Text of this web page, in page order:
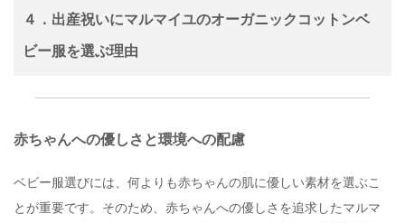
４．出産祝いにマルマイユのオーガニックコットンベ
ビー服を選ぶ理由
赤ちゃんへの優しさと環境への配慮
ベビー服選びには、何よりも赤ちゃんの肌に優しい素材を選ぶこ
とが重要です。そのため、赤ちゃんへの優しさを追求したマルマ